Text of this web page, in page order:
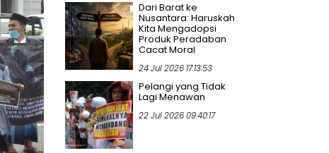
Dari Barat ke
Nusantara: Haruskah
Kita Mengadopsi
Produk Peradaban
Cacat Moral
24 Jul 2026 17:13:53
Pelangi yang Tidak
Lagi Menawan
22 Jul 2026 09:40:17